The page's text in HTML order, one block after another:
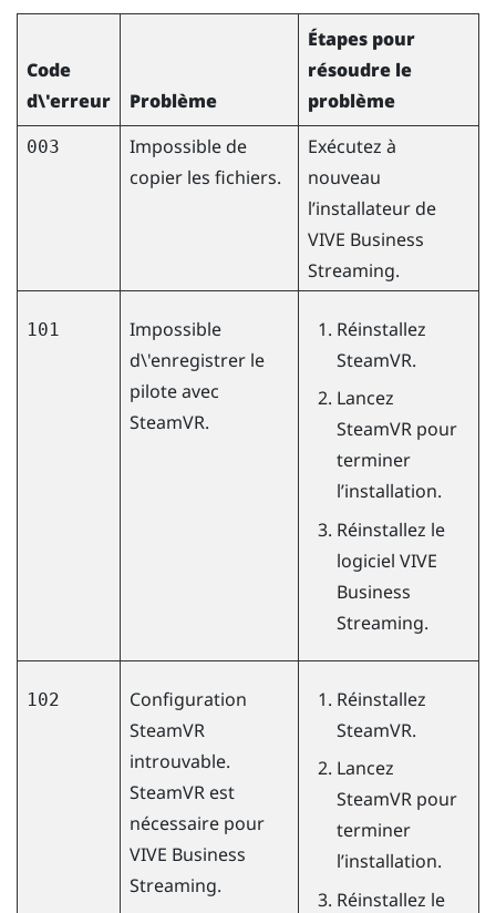
Code
d\'erreur
Problème
Étapes pour
résoudre le
problème
003
Impossible de
copier les fichiers.
Exécutez à
nouveau
l’installateur de
VIVE Business
Streaming.
101
Impossible
d\'enregistrer le
pilote avec
SteamVR.
Réinstallez
SteamVR.
Lancez
SteamVRpour
terminer
l’installation.
Réinstallez le
logiciel VIVE
Business
Streaming.
102
Configuration
SteamVR
introuvable.
SteamVR est
nécessaire pour
VIVE Business
Streaming.
Réinstallez
SteamVR.
Lancez
SteamVRpour
terminer
l’installation.
Réinstallez le